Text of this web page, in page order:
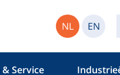
NL EN
Service